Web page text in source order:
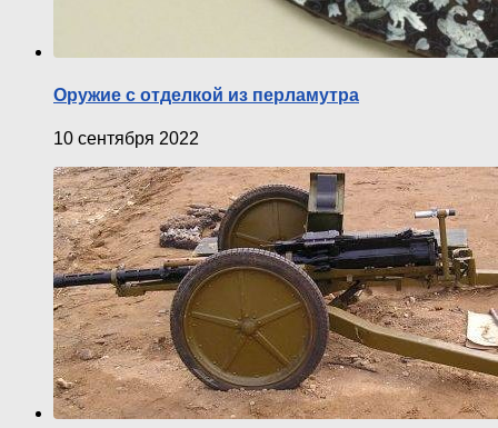
Оружие с отделкой из перламутра
10 сентября 2022